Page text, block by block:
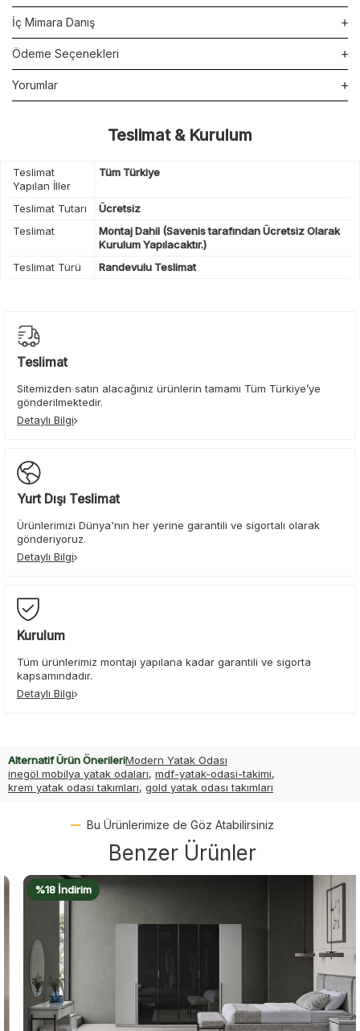
İç Mimara Danış
Ödeme Seçenekleri
Yorumlar
Teslimat & Kurulum
Teslimat
Yapılan İller
Tüm Türkiye
Teslimat Tutarı
Ücretsiz
Teslimat
Montaj Dahil (Savenis tarafından Ücretsiz Olarak
Kurulum Yapılacaktır.)
Teslimat Türü
Randevulu Teslimat
Teslimat
Sitemizden satın alacağınız ürünlerin tamamı Tüm Türkiye’ye
gönderilmektedir.
Detaylı Bilgi
Yurt Dışı Teslimat
Ürünlerimizi Dünya'nın her yerine garantili ve sigortalı olarak
gönderiyoruz.
Detaylı Bilgi
Kurulum
Tüm ürünlerimiz montajı yapılana kadar garantili ve sigorta
kapsamındadır.
Detaylı Bilgi
Alternatif Ürün ÖnerileriModern Yatak Odası
inegöl mobilya yatak odaları, mdf-yatak-odasi-takimi,
krem yatak odası takımları, gold yatak odası takımları
Bu Ürünlerimize de Göz Atabilirsiniz
Benzer Ürünler
%18 İndirim